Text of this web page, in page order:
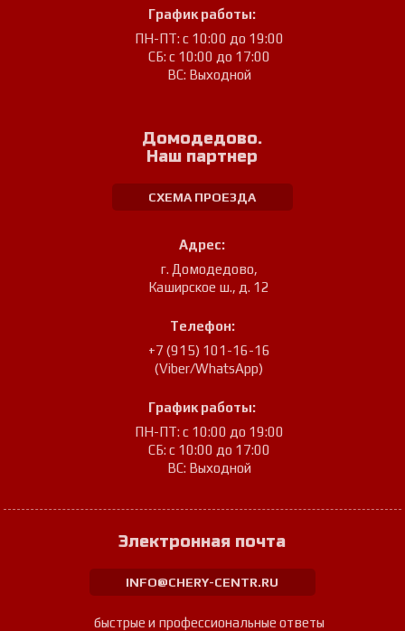
График работы:
ПН-ПТ: с 10:00 до 19:00
СБ: с 10:00 до 17:00
ВС: Выходной
Домодедово.
Наш партнер
СХЕМА ПРОЕЗДА
Адрес:
г. Домодедово,
Каширское ш., д. 12
Телефон:
+7 (915) 101-16-16
(Viber/WhatsApp)
График работы:
ПН-ПТ: с 10:00 до 19:00
СБ: с 10:00 до 17:00
ВС: Выходной
Электронная почта
INFO@CHERY-CENTR.RU
быстрые и профессиональные ответы